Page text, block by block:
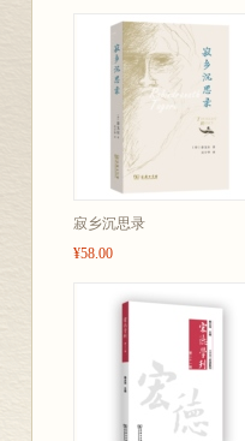
寂乡沉思录
¥58.00